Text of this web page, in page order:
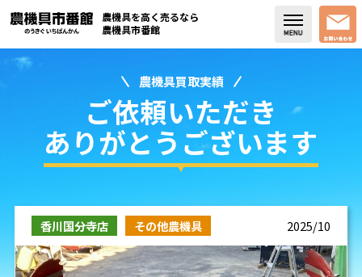
買取実績
コラム・スタッフブログ
取り扱い商品
販売中の農機具
農機具を高く売るなら
農機具市番館
農機具買取実績
ご依頼いただき
ありがとうございます
香川国分寺店 その他農機具 2025/10